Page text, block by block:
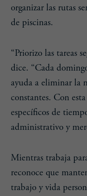
organizar las rutas
de piscinas.
“Priorizo las tareas
dice. “Cada
ayuda a eliminar la
constantes. Con
específicos de
administrativo y
Mientras trabaja
reconoce que
trabajo y vida